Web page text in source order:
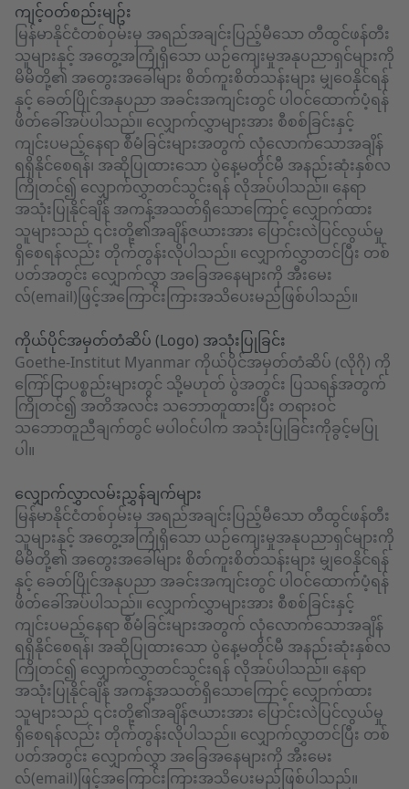
ကျင့်ဝတ်စည်းမျဥ်း
မြန်မာနိုင်ငံတစ်ဝှမ်းမှ အရည်အချင်းပြည့်မီသော တီထွင်ဖန်တီး
သူများနှင့် အတွေ့အကြုံရှိသော ယဉ်ကျေးမှုအနုပညာရှင်များကို
မိမိတို့၏ အတွေးအခေါ်များ စိတ်ကူးစိတ်သန်းများ မျှဝေနိုင်ရန်
နှင့် ခေတ်ပြိုင်အနုပညာ အခင်းအကျင်းတွင် ပါဝင်ထောက်ပံ့ရန်
ဖိတ်ခေါ်အပ်ပါသည်။ လျှောက်လွှာများအား စီစစ်ခြင်းနှင့်
ကျင်းပမည့်နေရာ စီမံခြင်းများအတွက် လုံလောက်သောအချိန်
ရရှိနိုင်စေရန်၊ အဆိုပြုထားသော ပွဲနေ့မတိုင်မီ အနည်းဆုံးနှစ်လ
ကြိုတင်၍ လျှောက်လွှာတင်သွင်းရန် လိုအပ်ပါသည်။ နေရာ
အသုံးပြုနိုင်ချိန် အကန့်အသတ်ရှိသောကြောင့် လျှောက်ထား
သူများသည် ၎င်းတို့၏အချိန်ဇယားအား ပြောင်းလဲပြင်လွယ်မှု
ရှိစေရန်လည်း တိုက်တွန်းလိုပါသည်။ လျှောက်လွှာတင်ပြီး တစ်
ပတ်အတွင်း လျှောက်လွှာ အခြေအနေများကို အီးမေး
လ်(email)ဖြင့်အကြောင်းကြားအသိပေးမည်ဖြစ်ပါသည်။
ကိုယ်ပိုင်အမှတ်တံဆိပ် (Logo) အသုံးပြုခြင်း
Goethe-Institut Myanmar ကိုယ်ပိုင်အမှတ်တံဆိပ် (လိုဂို) ကို
ကြော်ငြာပစ္စည်းများတွင် သို့မဟုတ် ပွဲအတွင်း ပြသရန်အတွက်
ကြိုတင်၍ အတိအလင်း သဘောတူထားပြီး တရားဝင်
သဘောတူညီချက်တွင် မပါဝင်ပါက အသုံးပြုခြင်းကိုခွင့်မပြု
ပါ။
လျှောက်လွှာလမ်းညွှန်ချက်များ
မြန်မာနိုင်ငံတစ်ဝှမ်းမှ အရည်အချင်းပြည့်မီသော တီထွင်ဖန်တီး
သူများနှင့် အတွေ့အကြုံရှိသော ယဉ်ကျေးမှုအနုပညာရှင်များကို
မိမိတို့၏ အတွေးအခေါ်များ စိတ်ကူးစိတ်သန်းများ မျှဝေနိုင်ရန်
နှင့် ခေတ်ပြိုင်အနုပညာ အခင်းအကျင်းတွင် ပါဝင်ထောက်ပံ့ရန်
ဖိတ်ခေါ်အပ်ပါသည်။ လျှောက်လွှာများအား စီစစ်ခြင်းနှင့်
ကျင်းပမည့်နေရာ စီမံခြင်းများအတွက် လုံလောက်သောအချိန်
ရရှိနိုင်စေရန်၊ အဆိုပြုထားသော ပွဲနေ့မတိုင်မီ အနည်းဆုံးနှစ်လ
ကြိုတင်၍ လျှောက်လွှာတင်သွင်းရန် လိုအပ်ပါသည်။ နေရာ
အသုံးပြုနိုင်ချိန် အကန့်အသတ်ရှိသောကြောင့် လျှောက်ထား
သူများသည် ၎င်းတို့၏အချိန်ဇယားအား ပြောင်းလဲပြင်လွယ်မှု
ရှိစေရန်လည်း တိုက်တွန်းလိုပါသည်။ လျှောက်လွှာတင်ပြီး တစ်
ပတ်အတွင်း လျှောက်လွှာ အခြေအနေများကို အီးမေး
လ်(email)ဖြင့်အကြောင်းကြားအသိပေးမည်ဖြစ်ပါသည်။